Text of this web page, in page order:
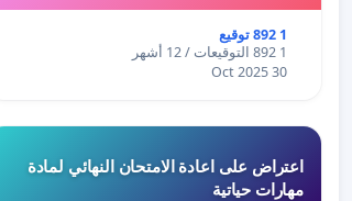
1 892 توقيع
1 892 التوقيعات / 12 أشهر
30 Oct 2025
اعتراض على اعادة الامتحان النهائي لمادة
مهارات حياتية